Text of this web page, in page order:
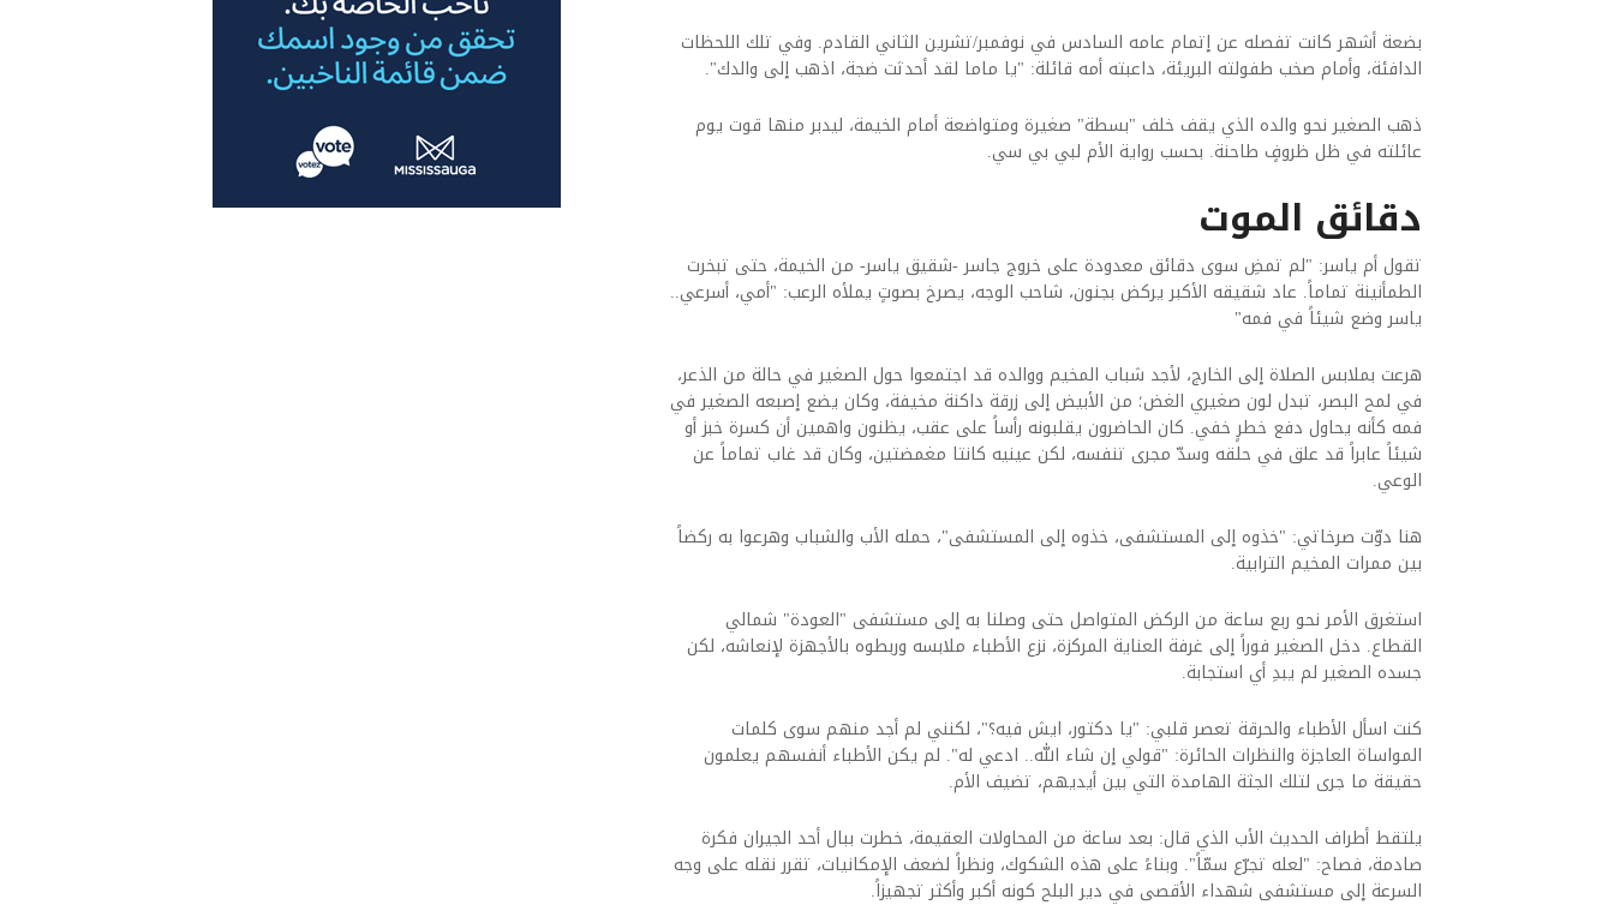
بضعة أشهر كانت تفصله عن إتمام عامه السادس في نوفمبر/تشرين الثاني القادم. وفي تلك اللحظات
الدافئة، وأمام صخب طفولته البريئة، داعبته أمه قائلة: "يا ماما لقد أحدثت ضجة، اذهب إلى والدك".
ذهب الصغير نحو والده الذي يقف خلف "بسطة" صغيرة ومتواضعة أمام الخيمة، ليدبر منها قوت يوم
عائلته في ظل ظروفٍ طاحنة. بحسب رواية الأم لبي بي سي.
دقائق الموت
تقول أم ياسر: "لم تمضِ سوى دقائق معدودة على خروج جاسر -شقيق ياسر- من الخيمة، حتى تبخرت
الطمأنينة تماماً. عاد شقيقه الأكبر يركض بجنون، شاحب الوجه، يصرخ بصوتٍ يملأه الرعب: "أمي، أسرعي..
ياسر وضع شيئاً في فمه"
هرعت بملابس الصلاة إلى الخارج، لأجد شباب المخيم ووالده قد اجتمعوا حول الصغير في حالة من الذعر،
في لمح البصر، تبدل لون صغيري الغض؛ من الأبيض إلى زرقة داكنة مخيفة، وكان يضع إصبعه الصغير في
فمه كأنه يحاول دفع خطرٍ خفي. كان الحاضرون يقلبونه رأساً على عقب، يظنون واهمين أن كسرة خبز أو
شيئاً عابراً قد علق في حلقه وسدّ مجرى تنفسه، لكن عينيه كانتا مغمضتين، وكان قد غاب تماماً عن
الوعي.
هنا دوّت صرخاتي: "خذوه إلى المستشفى، خذوه إلى المستشفى"، حمله الأب والشباب وهرعوا به ركضاً
بين ممرات المخيم الترابية.
استغرق الأمر نحو ربع ساعة من الركض المتواصل حتى وصلنا به إلى مستشفى "العودة" شمالي
القطاع. دخل الصغير فوراً إلى غرفة العناية المركزة، نزع الأطباء ملابسه وربطوه بالأجهزة لإنعاشه، لكن
جسده الصغير لم يبدِ أي استجابة.
كنت اسأل الأطباء والحرقة تعصر قلبي: "يا دكتور، ايش فيه؟"، لكنني لم أجد منهم سوى كلمات
المواساة العاجزة والنظرات الحائرة: "قولي إن شاء الله.. ادعي له". لم يكن الأطباء أنفسهم يعلمون
حقيقة ما جرى لتلك الجثة الهامدة التي بين أيديهم، تضيف الأم.
يلتقط أطراف الحديث الأب الذي قال: بعد ساعة من المحاولات العقيمة، خطرت ببال أحد الجيران فكرة
صادمة، فصاح: "لعله تجرّع سمّاً". وبناءً على هذه الشكوك، ونظراً لضعف الإمكانيات، تقرر نقله على وجه
السرعة إلى مستشفى شهداء الأقصى في دير البلح كونه أكبر وأكثر تجهيزاً.